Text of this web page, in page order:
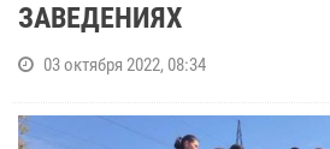
ЗАВЕДЕНИЯХ
03 октября 2022, 08:34